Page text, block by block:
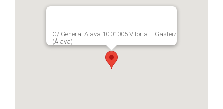
C/ General Alava 10 01005 Vitoria – Gasteiz
(Álava)